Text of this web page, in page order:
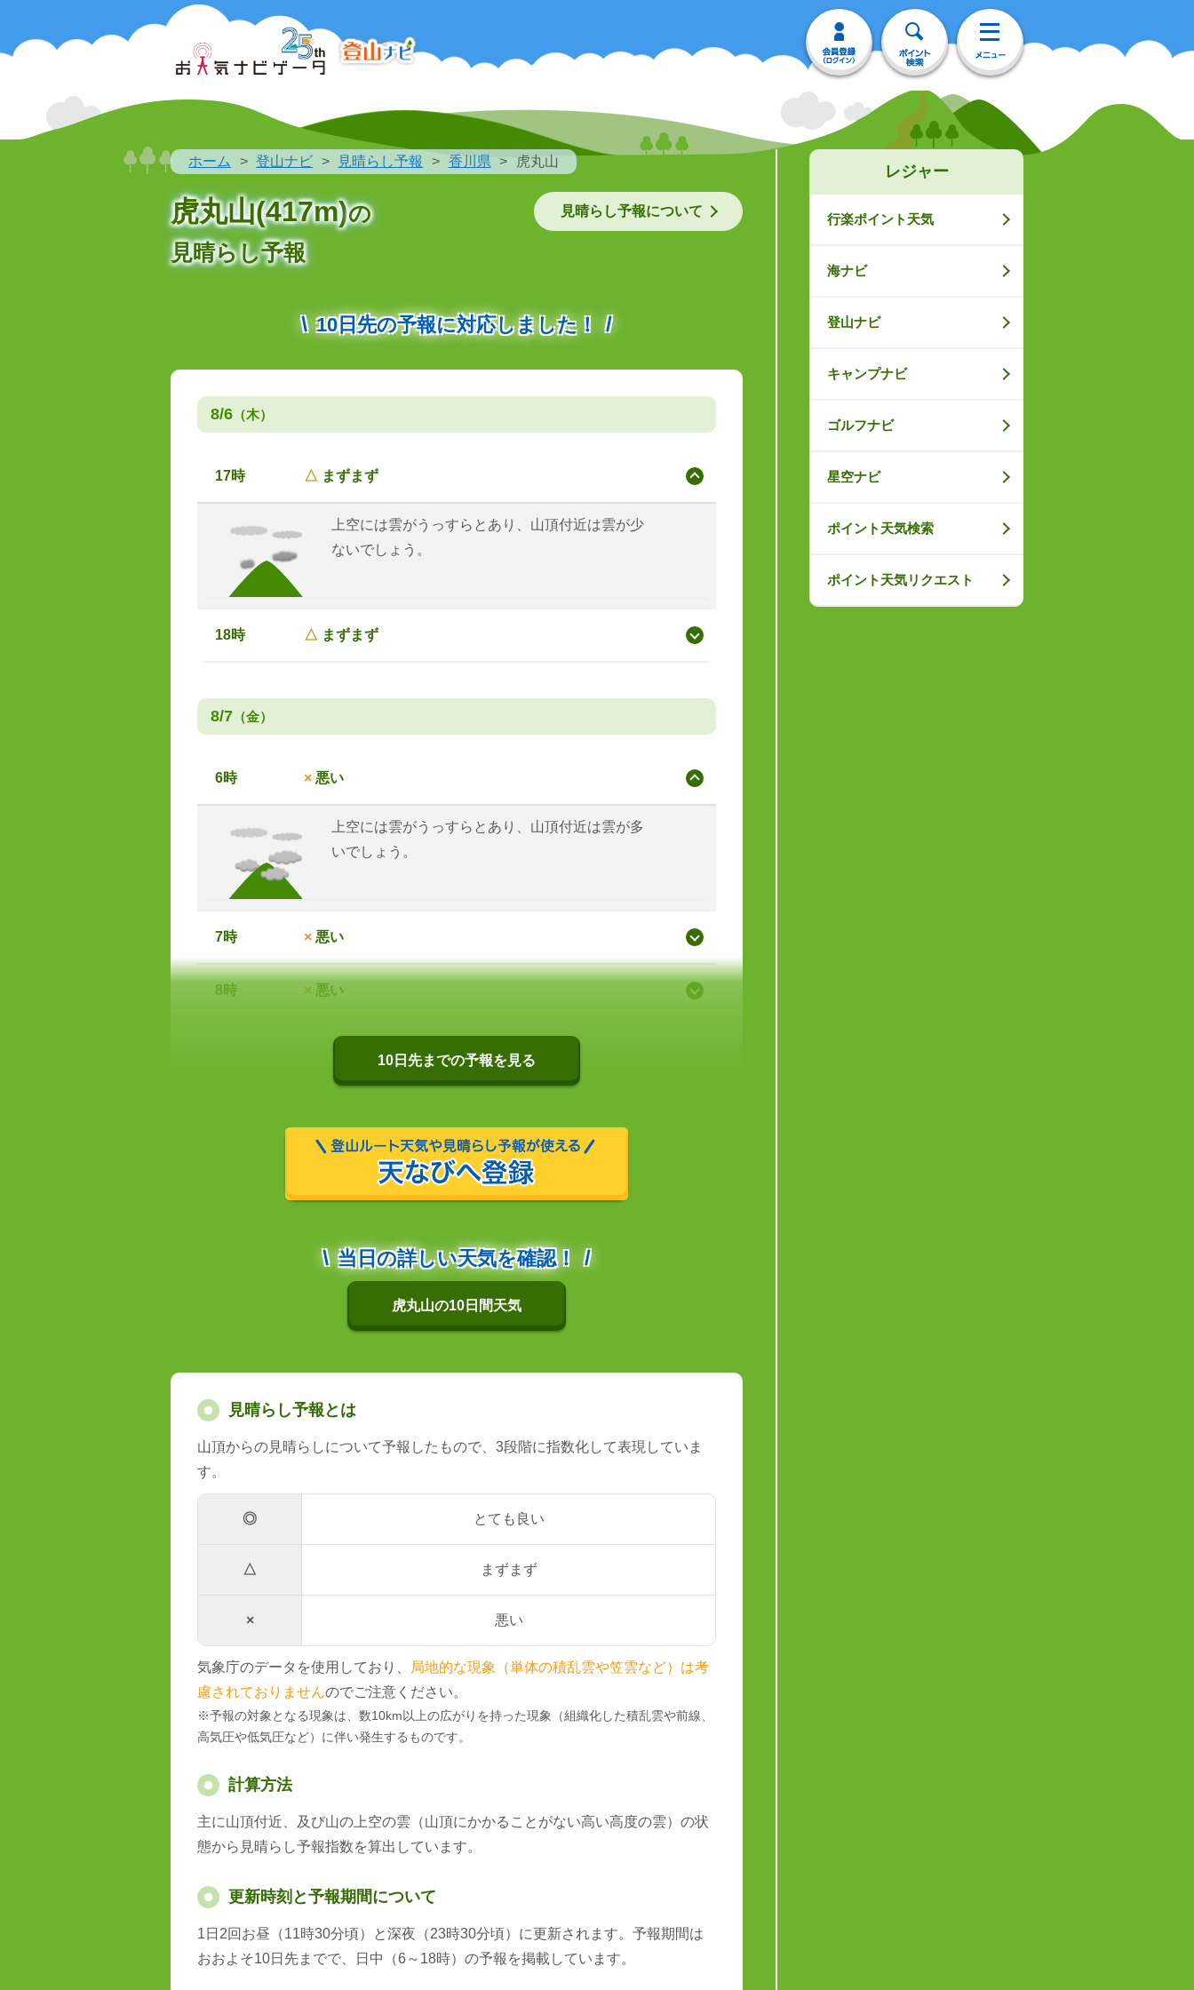
ホーム 登山ナビ 見晴らし予報 香川県 虎丸山
虎丸山(417m)の
見晴らし予報
見晴らし予報について
10日先の予報に対応しました！
8/6 （木）
17時 △ まずまず
上空には雲がうっすらとあり、山頂付近は雲が少
ないでしょう。
18時 △ まずまず
8/7 （金）
6時 × 悪い
上空には雲がうっすらとあり、山頂付近は雲が多
いでしょう。
7時 × 悪い
8時 × 悪い
10日先までの予報を見る
当日の詳しい天気を確認！
虎丸山の10日間天気
見晴らし予報とは
山頂からの見晴らしについて予報したもので、3段階に指数化して表現していま
す。
◎ とても良い
△ まずまず
× 悪い
気象庁のデータを使用しており、
局地的な現象（単体の積乱雲や笠雲など）は考
慮されておりませんのでご注意ください。
※予報の対象となる現象は、数10km以上の広がりを持った現象（組織化した積乱雲や前線、
高気圧や低気圧など）に伴い発生するものです。
計算方法
主に山頂付近、及び山の上空の雲（山頂にかかることがない高い高度の雲）の状
態から見晴らし予報指数を算出しています。
更新時刻と予報期間について
1日2回お昼（11時30分頃）と深夜（23時30分頃）に更新されます。予報期間は
おおよそ10日先までで、日中（6～18時）の予報を掲載しています。
レジャー
行楽ポイント天気
海ナビ
登山ナビ
キャンプナビ
ゴルフナビ
星空ナビ
ポイント天気検索
ポイント天気リクエスト